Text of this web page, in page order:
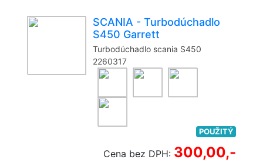
SCANIA - Turbodúchadlo
S450 Garrett
Turbodúchadlo scania S450
2260317
POUŽITÝ
Cena bez DPH: 300,00,-